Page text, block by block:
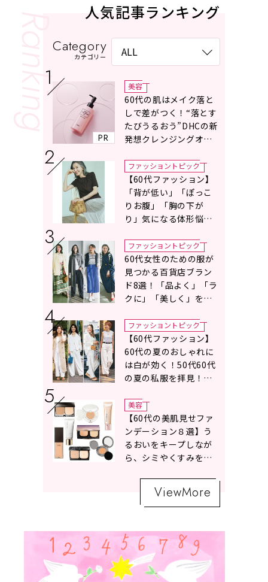
人気記事ランキング
Category
カテゴリー
PR
美容
60代の肌はメイク落と
しで差がつく！“落とす
たびうるおう”DHCの新
発想クレンジングオイ
ファッショントピック
【60代ファッション】
「背が低い」「ぽっこ
りお腹」「胸の下が
り」気になる体形悩み
の選び方〉をスタイリ
スト地曳いく子さんが
アドバイス！
ファッショントピック
60代女性のための服が
見つかる百貨店ブラン
ド8選！「品よく」「ラ
クに」「美しく」を叶
ファッショントピック
【60代ファッション】
60代の夏のおしゃれに
は白が効く！50代60代
の夏の私服を拝見！白
の魔術】
美容
【60代の美肌見せファ
ンデーション８選】う
るおいをキープしなが
ら、シミやくすみをナ
ViewMore